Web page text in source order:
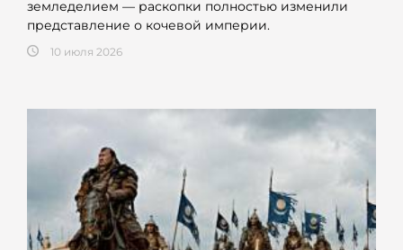
земледелием — раскопки полностью изменили
представление о кочевой империи.
10 июля 2026